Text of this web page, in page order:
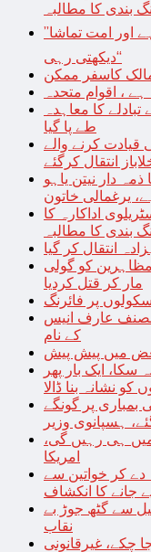
بندی کا مطالبہ
’’یا رسول اللہﷺ! ہمارے ٹکڑے ہوتے رہے اور امت تماشا
دیکھتی رہی‘‘
، اقوام متحدہ
کا معاہدہ
طے پا گیا
انسانی مشن ’اپولو 8‘ کی قیادت کرنے والے
انتقال کرگئے
دار نیتن یاہو
یرغمالی خاتون
اداکارہ کا
بندی کا مطالبہ
انتقال کر گیا
پاناما میں پروفیسر نے روڈ بلاک کرنے پر 2 مظاہرین کو گولی
مار کر قتل کردیا
پر فائرنگ
مصنف عارف انیس
کے نام
میں پیش پیش
ایک بار پھر
کو نشانہ بنا ڈالا
بمباری پر گونگے
ہسپانوی وزیر
ہی رہیں گی،
امریکا
کر خواتین سے
جانے کا انکشاف
سے گٹھ جوڑ بے
نقاب
چکے، غیرقانونی